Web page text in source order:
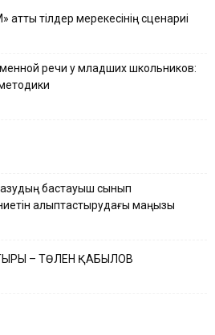
тілдер мерекесінің сценариі
речи у младших школьников:
бастауыш сынып
қалыптастырудағы маңызы
– ТӨЛЕН ҚАБЫЛОВ